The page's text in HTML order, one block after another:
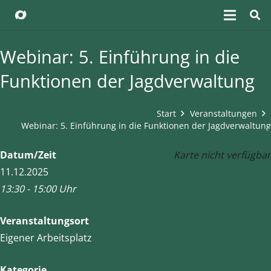
Webinar: 5. Einführung in die
Funktionen der Jagdverwaltung
Start
Veranstaltungen
Webinar: 5. Einführung in die Funktionen der Jagdverwaltung
Karte nicht verfügbar
Datum/Zeit
11.12.2025
13:30 - 15:00 Uhr
Veranstaltungsort
Eigener Arbeitsplatz